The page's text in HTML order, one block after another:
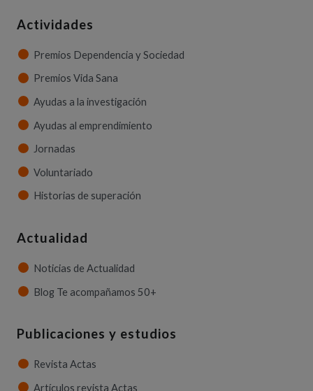
Actividades
Premios Dependencia y Sociedad
Premios Vida Sana
Ayudas a la investigación
Ayudas al emprendimiento
Jornadas
Voluntariado
Historias de superación
Actualidad
Noticias de Actualidad
Blog Te acompañamos 50+
Publicaciones y estudios
Revista Actas
Artículos revista Actas